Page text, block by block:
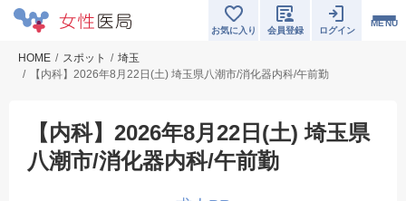
MENU
お気に入り 会員登録 ログイン
HOME スポット
埼玉
【内科】2026年8月22日(土) 埼玉県八潮市/消化器内科/午前勤
【内科】2026年8月22日(土) 埼玉県
八潮市/消化器内科/午前勤